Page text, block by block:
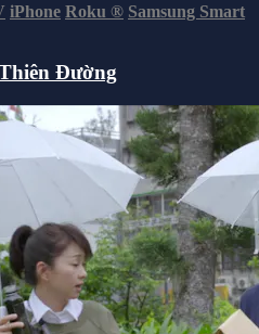
iPhone Roku ® Samsung Smart
Đường